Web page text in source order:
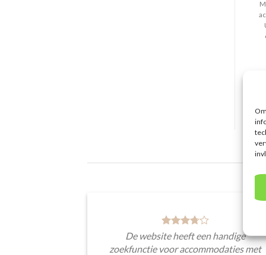
De website heeft een handige
zoekfunctie voor accommodaties met